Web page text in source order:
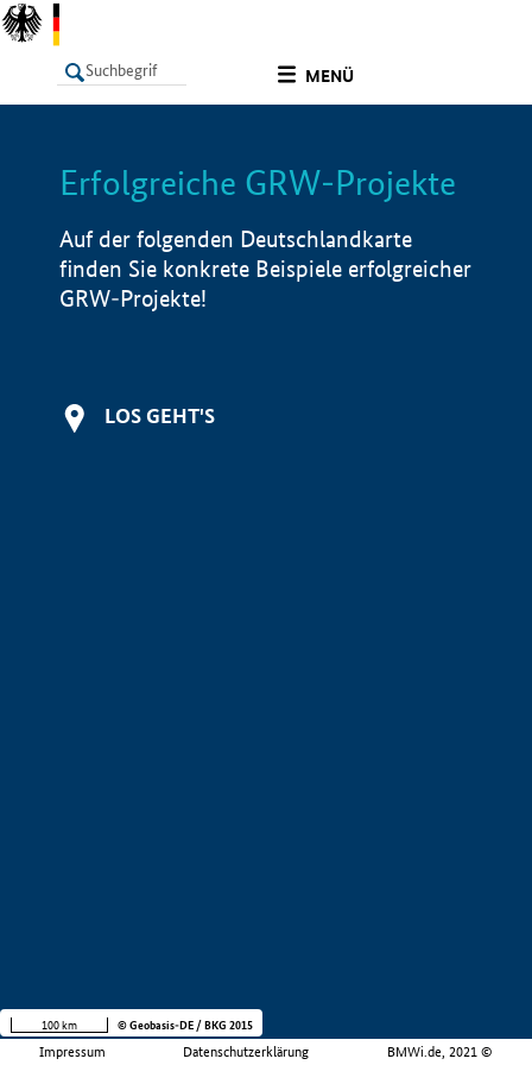
MENÜ
LISTE Info
Erfolgreiche GRW-Projekte
Auf der folgenden Deutschlandkarte
finden Sie konkrete Beispiele erfolgreicher
GRW-Projekte!
LOS GEHT'S
Impressum Datenschutzerklärung BMWi.de, 2021 ©
100 km © Geobasis-DE / BKG 2015